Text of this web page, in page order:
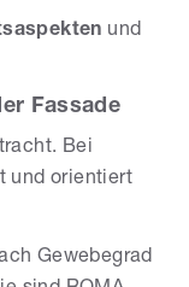
und
Fassade
Bei
und orientiert
Gewebegrad